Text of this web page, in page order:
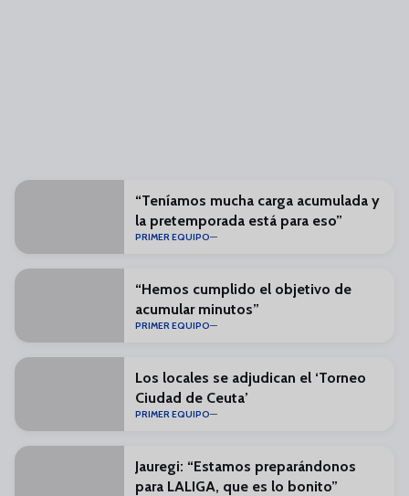
“Teníamos mucha carga acumulada y
la pretemporada está para eso”
PRIMER EQUIPO
“Hemos cumplido el objetivo de
acumular minutos”
PRIMER EQUIPO
Los locales se adjudican el ‘Torneo
Ciudad de Ceuta’
PRIMER EQUIPO
Jauregi: “Estamos preparándonos
para LALIGA, que es lo bonito”